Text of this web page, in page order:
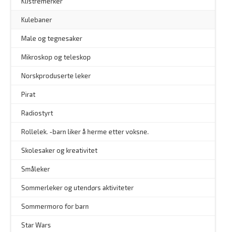
Kulebaner
Male og tegnesaker
Mikroskop og teleskop
Norskproduserte leker
Pirat
Radiostyrt
Rollelek. -barn liker å herme etter voksne.
Skolesaker og kreativitet
Småleker
Sommerleker og utendørs aktiviteter
Sommermoro for barn
Star Wars